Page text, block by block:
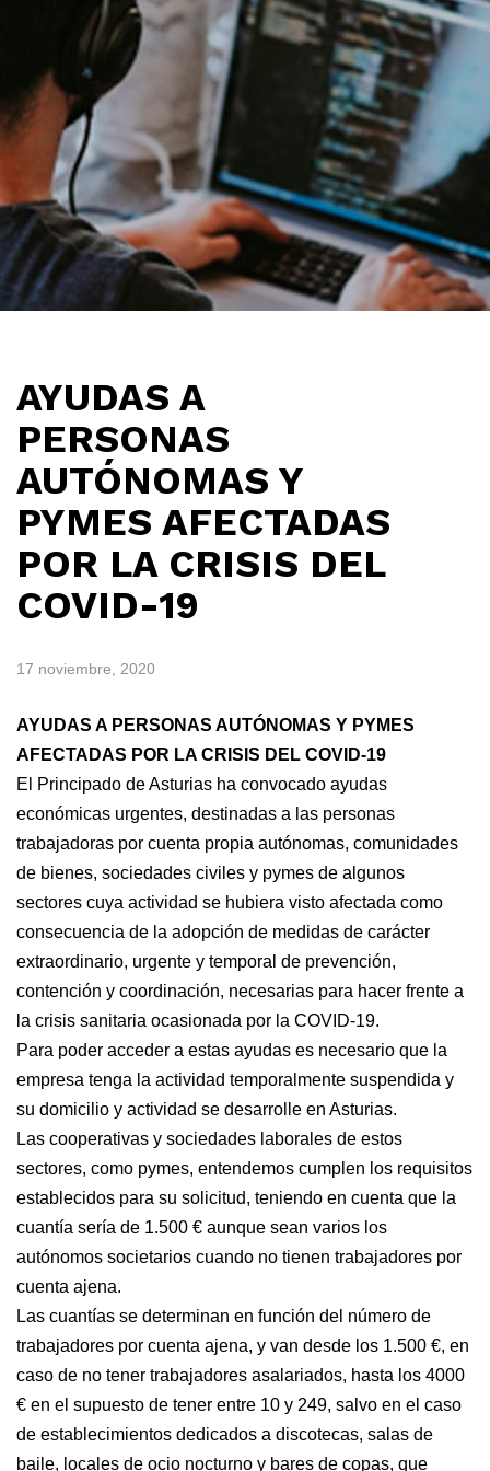
AYUDAS A
PERSONAS
AUTÓNOMAS Y
PYMES AFECTADAS
POR LA CRISIS DEL
COVID-19
17 noviembre, 2020
AYUDAS A PERSONAS AUTÓNOMAS Y PYMES
AFECTADAS POR LA CRISIS DEL COVID-19
El Principado de Asturias ha convocado ayudas
económicas urgentes, destinadas a las personas
trabajadoras por cuenta propia autónomas, comunidades
de bienes, sociedades civiles y pymes de algunos
sectores cuya actividad se hubiera visto afectada como
consecuencia de la adopción de medidas de carácter
extraordinario, urgente y temporal de prevención,
contención y coordinación, necesarias para hacer frente a
la crisis sanitaria ocasionada por la COVID-19.
Para poder acceder a estas ayudas es necesario que la
empresa tenga la actividad temporalmente suspendida y
su domicilio y actividad se desarrolle en Asturias.
Las cooperativas y sociedades laborales de estos
sectores, como pymes, entendemos cumplen los requisitos
establecidos para su solicitud, teniendo en cuenta que la
cuantía sería de 1.500 € aunque sean varios los
autónomos societarios cuando no tienen trabajadores por
cuenta ajena.
Las cuantías se determinan en función del número de
trabajadores por cuenta ajena, y van desde los 1.500 €, en
caso de no tener trabajadores asalariados, hasta los 4000
€ en el supuesto de tener entre 10 y 249, salvo en el caso
de establecimientos dedicados a discotecas, salas de
baile, locales de ocio nocturno y bares de copas, que